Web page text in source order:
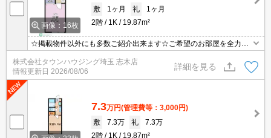
画像：16枚
敷
1ヶ月 礼
1ヶ月
2階
1K 19.87m²
☆掲載物件以外にも多数ご紹介出来ます☆ご希望のお部屋を全力で
お探しさせて頂きます♪
株式会社タウンハウジング埼玉 志木店
情報更新日 2026/08/06
詳細を見る
7.3万円(管理費等：3,000円)
敷
7.3万 礼
7.3万
2階
1K 19.87m²